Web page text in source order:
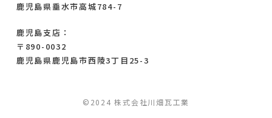
鹿児島県垂水市高城784-7
鹿児島支店：
〒890-0032
鹿児島県鹿児島市西陵3丁目25-3
©2024 株式会社川畑瓦工業